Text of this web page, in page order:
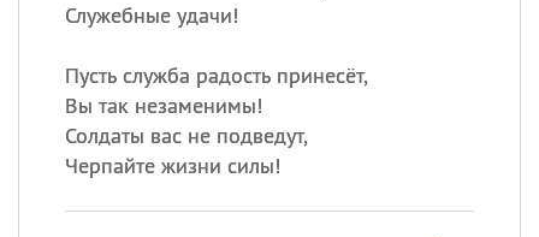
Служебные удачи!
Пусть служба радость принесёт,
Вы так незаменимы!
Солдаты вас не подведут,
Черпайте жизни силы!